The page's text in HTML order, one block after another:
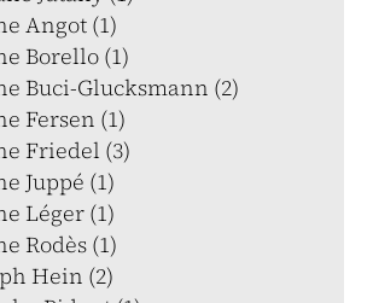
Angot (1)
Borello (1)
Buci-Glucksmann (2)
Fersen (1)
Friedel (3)
Juppé (1)
Léger (1)
Rodès (1)
Hein (2)